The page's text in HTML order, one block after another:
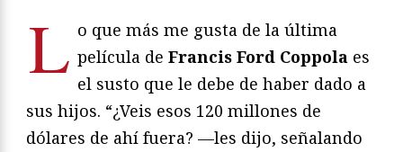
L o que más me gusta de la última
película de Francis Ford Coppola es
el susto que le debe de haber dado a
sus hijos. “¿Veis esos 120 millones de
dólares de ahí fuera? —les dijo, señalando